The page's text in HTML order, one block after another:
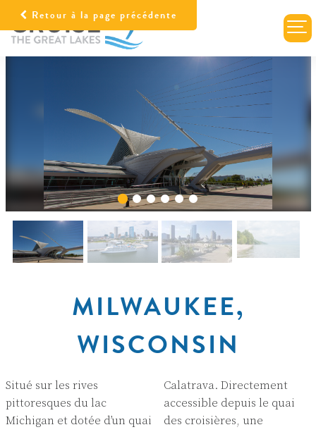
Retour à la page précédente
MILWAUKEE,
WISCONSIN
Situé sur les rives
pittoresques du lac
Michigan et dotée d’un quai
Calatrava. Directement
accessible depuis le quai
des croisières, une